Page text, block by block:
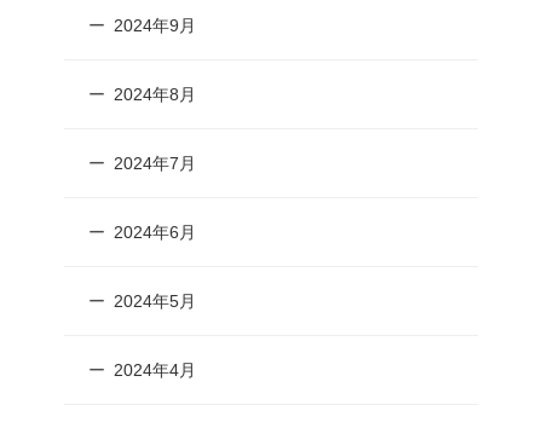
2024年9月
2024年8月
2024年7月
2024年6月
2024年5月
2024年4月